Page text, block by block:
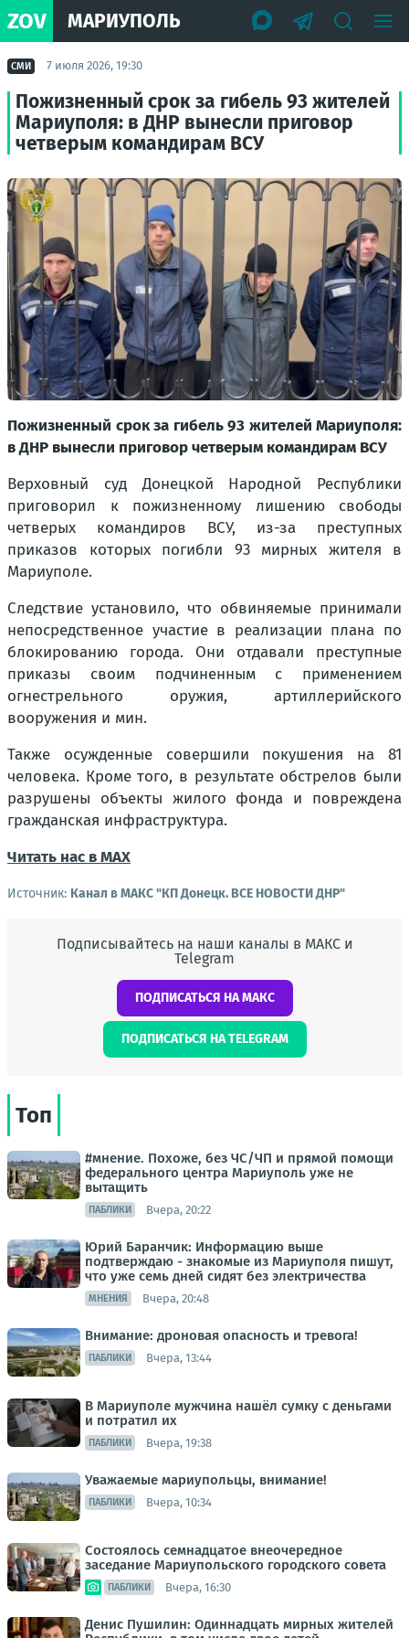
ZOV МАРИУПОЛЬ
СМИ 7 июля 2026, 19:30
Пожизненный срок за гибель 93 жителей
Мариуполя: в ДНР вынесли приговор
четверым командирам ВСУ
Пожизненный срок за гибель 93 жителей Мариуполя:
в ДНР вынесли приговор четверым командирам ВСУ
Верховный суд Донецкой Народной Республики
приговорил к пожизненному лишению свободы
четверых командиров ВСУ, из-за преступных
приказов которых погибли 93 мирных жителя в
Мариуполе.
Следствие установило, что обвиняемые принимали
непосредственное участие в реализации плана по
блокированию города. Они отдавали преступные
приказы своим подчиненным с применением
огнестрельного оружия, артиллерийского
вооружения и мин.
Также осужденные совершили покушения на 81
человека. Кроме того, в результате обстрелов были
разрушены объекты жилого фонда и повреждена
гражданская инфраструктура.
Читать нас в МАХ
Источник: Канал в МАКС "КП Донeцк. ВСЕ НОВОСТИ ДНР"
Подписывайтесь на наши каналы в МАКС и
Telegram
ПОДПИСАТЬСЯ НА МАКС
ПОДПИСАТЬСЯ НА TELEGRAM
Топ
#мнение. Похоже, без ЧС/ЧП и прямой помощи
федерального центра Мариуполь уже не
вытащить
ПАБЛИКИ Вчера, 20:22
Юрий Баранчик: Информацию выше
подтверждаю - знакомые из Мариуполя пишут,
что уже семь дней сидят без электричества
МНЕНИЯ Вчера, 20:48
Внимание: дроновая опасность и тревога!
ПАБЛИКИ Вчера, 13:44
В Мариуполе мужчина нашёл сумку с деньгами
и потратил их
ПАБЛИКИ Вчера, 19:38
Уважаемые мариупольцы, внимание!
ПАБЛИКИ Вчера, 10:34
Состоялось семнадцатое внеочередное
заседание Мариупольского городского совета
ПАБЛИКИ Вчера, 16:30
Денис Пушилин: Одиннадцать мирных жителей